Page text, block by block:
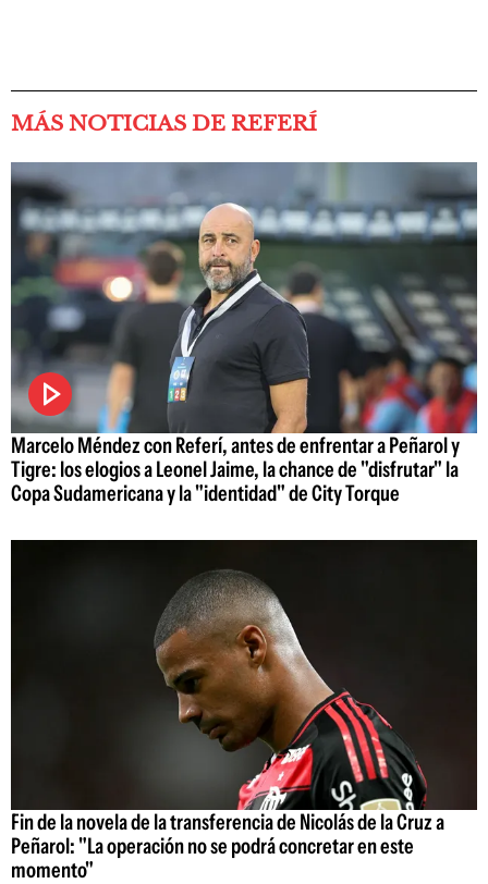
MÁS NOTICIAS DE REFERÍ
Marcelo Méndez con Referí, antes de enfrentar a Peñarol y
Tigre: los elogios a Leonel Jaime, la chance de "disfrutar" la
Copa Sudamericana y la "identidad" de City Torque
Fin de la novela de la transferencia de Nicolás de la Cruz a
Peñarol: "La operación no se podrá concretar en este
momento"